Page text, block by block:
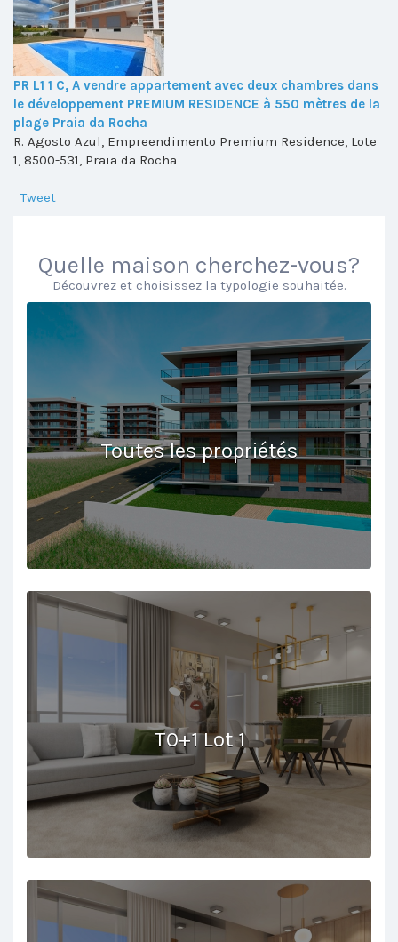
PR L1 1 C, A vendre appartement avec deux chambres dans
le développement PREMIUM RESIDENCE à 550 mètres de la
plage Praia da Rocha
R. Agosto Azul, Empreendimento Premium Residence, Lote
1, 8500-531, Praia da Rocha
Tweet
Quelle maison cherchez-vous?
Découvrez et choisissez la typologie souhaitée.
Toutes les propriétés
T0+1 Lot 1